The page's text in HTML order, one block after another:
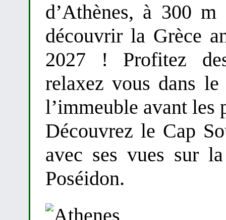
d’Athènes, à 300
découvrir la Grèce
2027 ! Profitez
relaxez vous dans
l’immeuble avant les
Découvrez le Cap
avec ses vues sur
Poséidon.